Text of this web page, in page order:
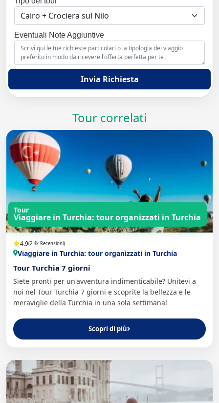
Eventuali Note Aggiuntive
Invia Richiesta
Tour correlati
Tour
Viaggiare in Turchia: tour organizzati in Turchia
4.9(2.4k Recensioni)
Viaggiare in Turchia: tour organizzati in Turchia
Tour Turchia 7 giorni
Siete pronti per un'avventura indimenticabile? Unitevi a
noi nel Tour Turchia 7 giorni e scoprite la bellezza e le
meraviglie della Turchia in una sola settimana!
Scopri di più